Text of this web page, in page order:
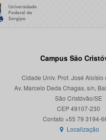
Campus São
Cidade Univ. Prof. José Aloísio
Av. Marcelo Deda Chagas, s/n,
São Cristóvão/SE
CEP 49107-230
Localização